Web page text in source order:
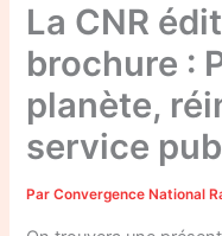
La CNR
brochure :
planète,
service
ParConvergence National